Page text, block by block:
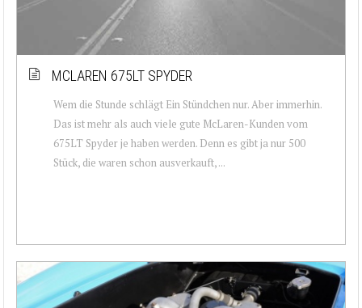
MCLAREN 675LT SPYDER
Wem die Stunde schlägt Ein Stündchen nur. Aber immerhin.
Das ist mehr als auch viele gute McLaren-Kunden vom
675LT Spyder je haben werden. Denn es gibt ja nur 500
Stück, die waren schon ausverkauft, ...